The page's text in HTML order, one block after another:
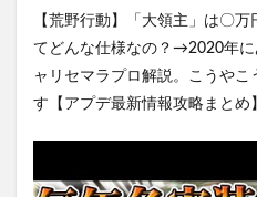
【荒野行動】「大領主」は〇
てどんな仕様なの？→2020年
ャリセマラプロ解説。こうやこ
す【アプデ最新情報攻略まとめ】